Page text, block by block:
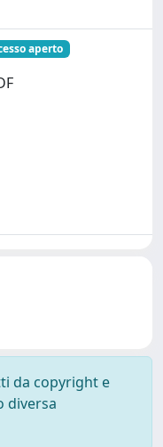
aperto
da copyright e
diversa